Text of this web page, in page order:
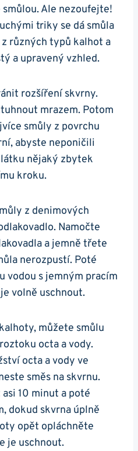
Ale nezoufejte!
triky se dá smůla
různých typů kalhot a
a upravený vzhled.
rozšíření skvrny.
mrazem. Potom
smůly z povrchu
abyste neponičili
nějaký zbytek
kroku.
z denimových
Namočte
a jemně třete
nerozpustí. Poté
vodou s jemným pracím
volně uschnout.
můžete smůlu
octa a vody.
octa a vody ve
směs na skvrnu.
10 minut a poté
dokud skvrna úplně
opět opláchněte
je uschnout.